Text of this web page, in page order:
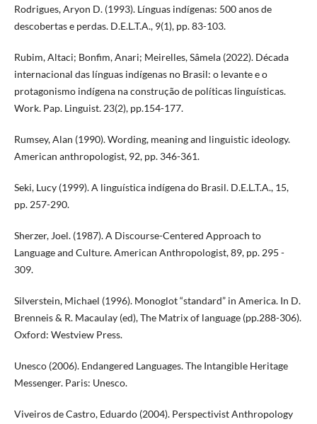
Rodrigues, Aryon D. (1993). Línguas indígenas: 500 anos de
descobertas e perdas. D.E.L.T.A., 9(1), pp. 83-103.
Rubim, Altaci; Bonfim, Anari; Meirelles, Sâmela (2022). Década
internacional das línguas indígenas no Brasil: o levante e o
protagonismo indígena na construção de políticas linguísticas.
Work. Pap. Linguist. 23(2), pp.154-177.
Rumsey, Alan (1990). Wording, meaning and linguistic ideology.
American anthropologist, 92, pp. 346-361.
Seki, Lucy (1999). A linguística indígena do Brasil. D.E.L.T.A., 15,
pp. 257-290.
Sherzer, Joel. (1987). A Discourse-Centered Approach to
Language and Culture. American Anthropologist, 89, pp. 295 -
309.
Silverstein, Michael (1996). Monoglot “standard” in America. In D.
Brenneis & R. Macaulay (ed), The Matrix of language (pp.288-306).
Oxford: Westview Press.
Unesco (2006). Endangered Languages. The Intangible Heritage
Messenger. Paris: Unesco.
Viveiros de Castro, Eduardo (2004). Perspectivist Anthropology